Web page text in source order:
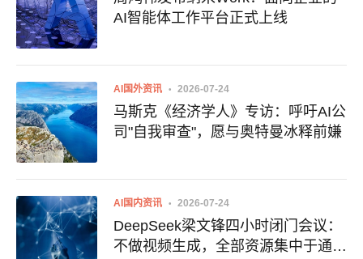
AI智能体工作平台正式上线
AI国外资讯 2026-07-24
马斯克《经济学人》专访：呼吁AI公
司"自我审查"，愿与奥特曼冰释前嫌
AI国内资讯 2026-07-24
DeepSeek梁文锋四小时闭门会议：
不做视频生成，全部资源集中于通往